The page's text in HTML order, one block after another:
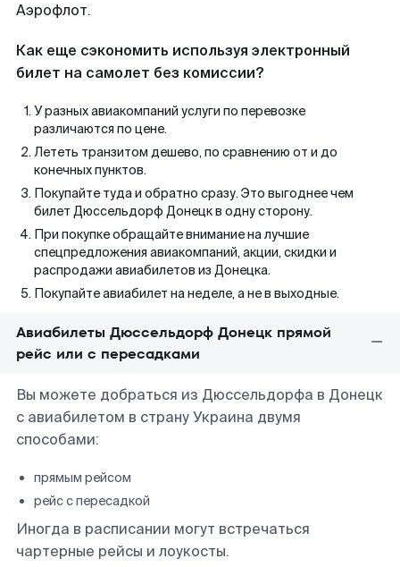
Аэрофлот.
Как еще сэкономить используя электронный
билет на самолет без комиссии?
У разных авиакомпаний услуги по перевозке
различаются по цене.
Лететь транзитом дешево, по сравнению от и до
конечных пунктов.
Покупайте туда и обратно сразу. Это выгоднее чем
билет Дюссельдорф Донецк в одну сторону.
При покупке обращайте внимание на лучшие
спецпредложения авиакомпаний, акции, скидки и
распродажи авиабилетов из Донецка.
Покупайте авиабилет на неделе, а не в выходные.
Авиабилеты Дюссельдорф Донецк прямой
рейс или с пересадками
Вы можете добраться из Дюссельдорфа в Донецк
с авиабилетом в страну Украина двумя
способами:
прямым рейсом
рейс с пересадкой
Иногда в расписании могут встречаться
чартерные рейсы и лоукосты.